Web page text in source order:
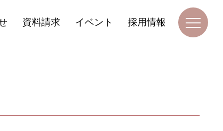
資料請求 イベント 採用情報